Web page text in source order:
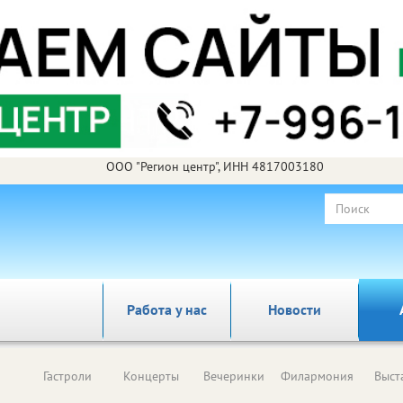
ООО "Регион центр", ИНН 4817003180
Работа у нас Новости
Гастроли Концерты Вечеринки Филармония